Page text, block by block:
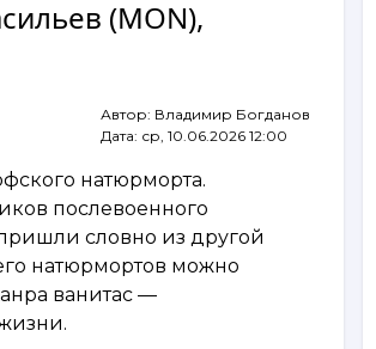
(MON),
Автор: Владимир Богданов
Дата: ср, 10.06.2026 12:00
натюрморта.
послевоенного
словно из другой
натюрмортов можно
ванитас —